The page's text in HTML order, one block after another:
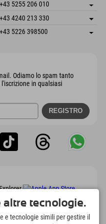
Prenotazione
Salva indirizzo
Prenotazione
+43 5255 206 010
Salva indirizzo
Informazioni sull'arrivo
Prenotazione
+43 4240 213 330
Salva indirizzo
+43 5226 398500
Odiamo lo spam tanto
in qualsiasi
e
tecnologie.
e tecnologie simili per gestire il